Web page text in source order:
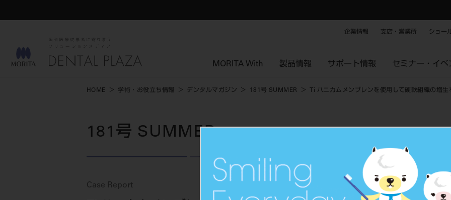
企業情報 支店・営業所 ショー
MORITA With 製品情報 サポート情報 セミナー・イベ
HOME 学術・お役立ち情報 デンタルマガジン 181号 SUMMER Ti ハニカムメンブレンを使用して硬軟組織の増
181号 SUMMER
Case Report